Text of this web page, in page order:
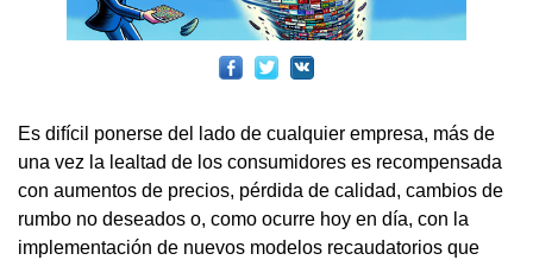
Es difícil ponerse del lado de cualquier empresa, más de
una vez la lealtad de los consumidores es recompensada
con aumentos de precios, pérdida de calidad, cambios de
rumbo no deseados o, como ocurre hoy en día, con la
implementación de nuevos modelos recaudatorios que